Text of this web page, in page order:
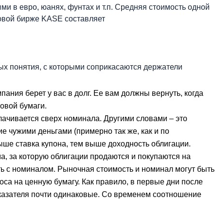
в евро, юанях, фунтах и т.п. Средняя стоимость одной
бирже KASE составляет
понятия, с которыми соприкасаются держатели
берет у вас в долг. Ее вам должны вернуть, когда
бумаги.
сверх номинала. Другими словами – это
чужими деньгами (примерно так же, как и по
ставка купона, тем выше доходность облигации.
за которую облигации продаются и покупаются на
с номиналом. Рыночная стоимость и номинал могут быть
на ценную бумагу. Как правило, в первые дни после
почти одинаковые. Со временем соотношение